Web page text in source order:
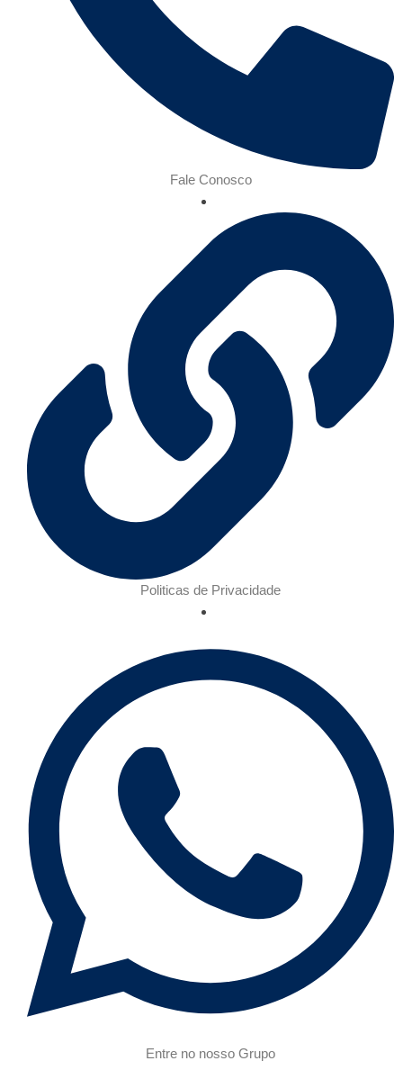
Fale Conosco
Politicas de Privacidade
Entre no nosso Grupo